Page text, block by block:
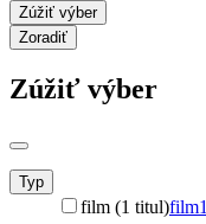
Zúžiť výber
Zoradiť
Zúžiť výber
Typ
film (1 titul)film1